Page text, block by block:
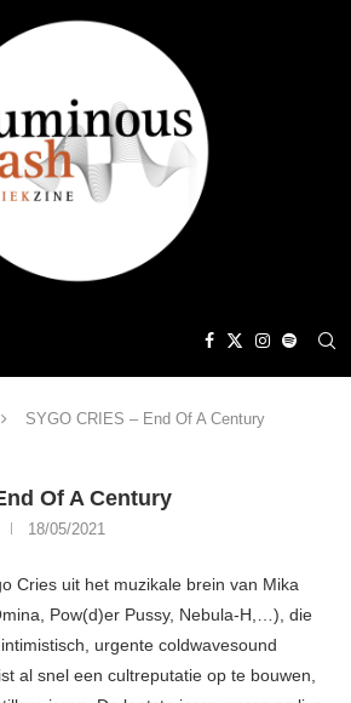
SYGO CRIES – End Of A Century
Of A Century
18/05/2021
Cries uit het muzikale brein van Mika
Pow(d)er Pussy, Nebula-H,…), die
urgente coldwavesound
al snel een cultreputatie op te bouwen,